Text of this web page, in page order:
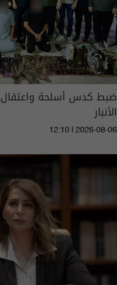
ضبط كدس أسلحة
الأنبار
12:10 | 2026-08-06